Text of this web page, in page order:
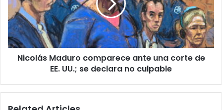
una
corte
de
EE.
UU.;
Nicolás Maduro comparece ante una corte de
EE. UU.; se declara no culpable